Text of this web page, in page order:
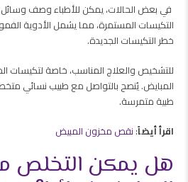
في بعض الحالات، يمكن للأطباء وصف وسائل
التكيسات المستمرة، مما يشمل الأدوية
خطر التكيسات الجديدة.
للتشخيص والعلاج المناسب، خاصة لتكيسات
المبايض. يُنصح بالتواصل مع طبيب نسائي
طبية متمرسة.
اقرأ أيضاً: نقص مخزون المبيض
هل يمكن التخلص